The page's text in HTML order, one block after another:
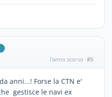
l'anno scorso #5
anni...! Forse la CTN e'
gestisce le navi ex